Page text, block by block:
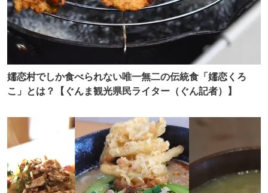
嬬恋村でしか食べられない唯一無二の伝統食「嬬恋くろ
こ」とは？【ぐんま観光県民ライター（ぐん記者）】